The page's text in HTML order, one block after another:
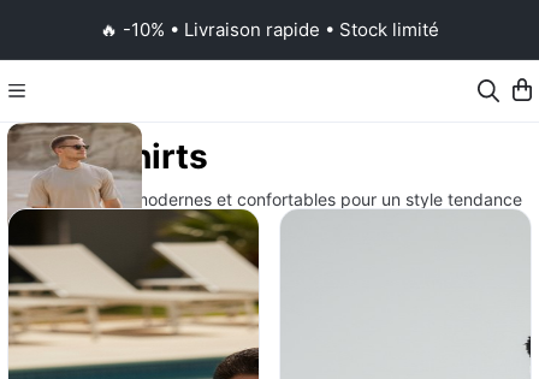
🔥 -10% • Livraison rapide • Stock limité
T-shirts
T-shirts homme modernes et confortables pour un style tendance